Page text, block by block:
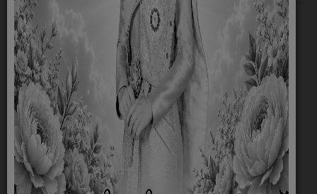
21 ตุลาคม 2568